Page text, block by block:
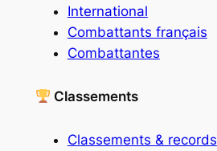
International
Combattants français
Combattantes
Classements
Classements & records